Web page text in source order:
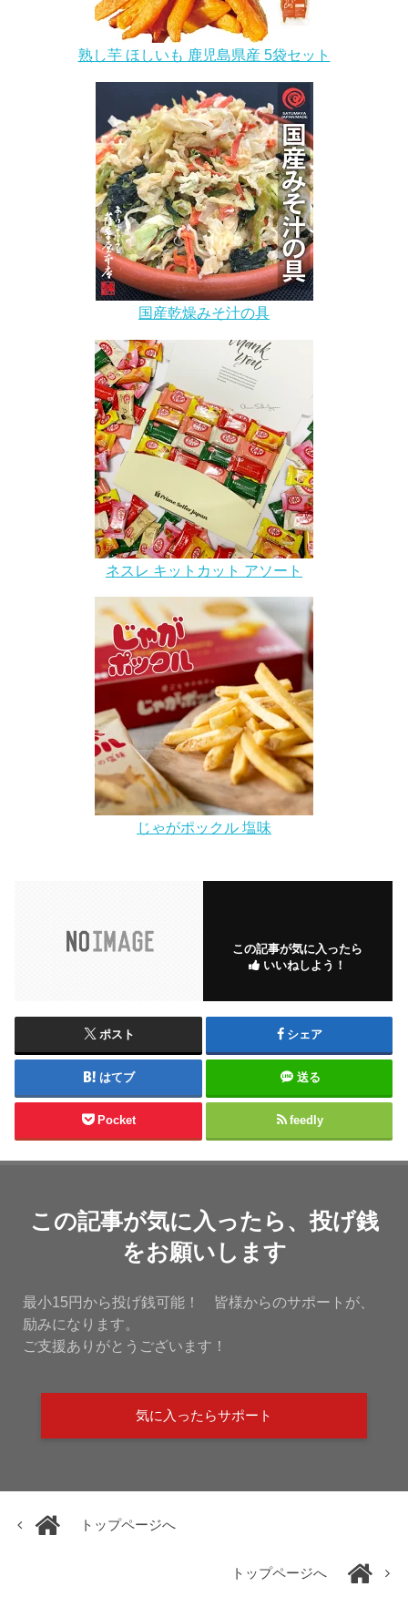
熟し芋 ほしいも 鹿児島県産 5袋セット
国産乾燥みそ汁の具
ネスレ キットカット アソート
じゃがポックル 塩味
この記事が気に入ったら
いいねしよう！
ポスト シェア
はてブ 送る
Pocket feedly
この記事が気に入ったら、投げ銭
をお願いします
最小15円から投げ銭可能！ 皆様からのサポートが、
励みになります。
ご支援ありがとうございます！
気に入ったらサポート
トップページへ
トップページへ